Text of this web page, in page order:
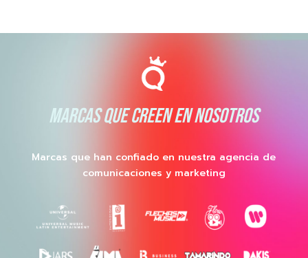
MARCAS QUE CREEN EN NOSOTROS
Marcas que han confiado en nuestra agencia de
comunicaciones y marketing